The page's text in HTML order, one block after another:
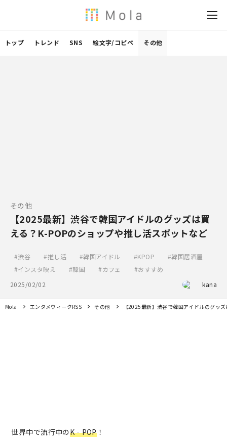
トップ トレンド SNS 絵文字/コピペ その他
その他
【2025最新】渋谷で韓国アイドルのグッズは買
える？K-POPのショップや推し活スポットなど
渋谷 推し活 韓国アイドル KPOP
韓国居酒屋
インスタ映え
韓国 カフェ
おすすめ
2025/02/02
kana
Mola エンタメウィークRSS その他 【2025最新】渋谷で韓国アイドルのグッ
世界中で流行中のK‐POP！